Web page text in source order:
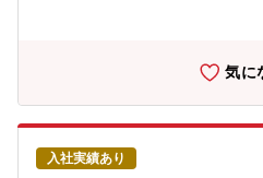
ます。■我々は、業界No1の心理的
リア形成が可能です（e-learning補
より良くする、に貢献できます・世
県（京都府、大阪府、滋賀県、兵
に根ざした活動を展開しておりま
渡性預金…これまでの歴史から、挑
の地銀トップ10に入るまで成長し
降、店舗は50ヶ店以上新設し、全
充しています。・連結自己資本比
定められている健全な基準である4
気に
入社実績あり